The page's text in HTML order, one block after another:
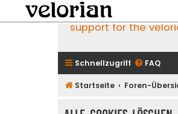
support for the
Schnellzugriff FAQ
Startseite Foren-